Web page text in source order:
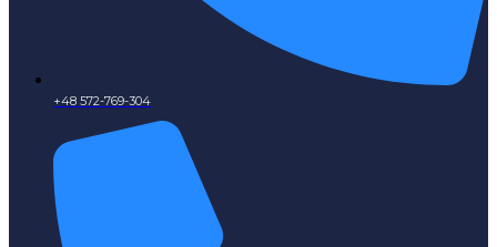
+48 572-769-304